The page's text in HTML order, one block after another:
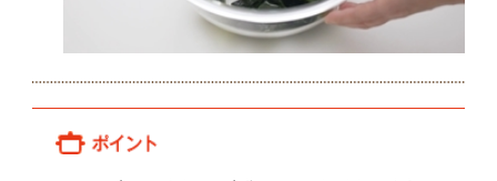
なじんでおいしく仕上がります。
関連レシピ